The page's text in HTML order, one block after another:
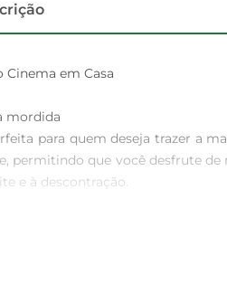
Cinema em Casa
mordida
para quem deseja trazer a
permitindo que você desfrute
e à descontração.